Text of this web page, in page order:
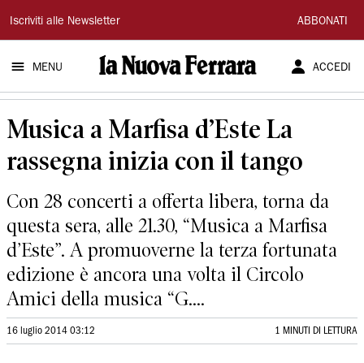
La
Nuova
Ferrara
Iscriviti alle Newsletter ABBONATI
MENU ACCEDI
Musica a Marfisa d’Este La
rassegna inizia con il tango
Con 28 concerti a offerta libera, torna da
questa sera, alle 21.30, “Musica a Marfisa
d’Este”. A promuoverne la terza fortunata
edizione è ancora una volta il Circolo
Amici della musica “G....
16 luglio 2014 03:12 1 MINUTI DI LETTURA